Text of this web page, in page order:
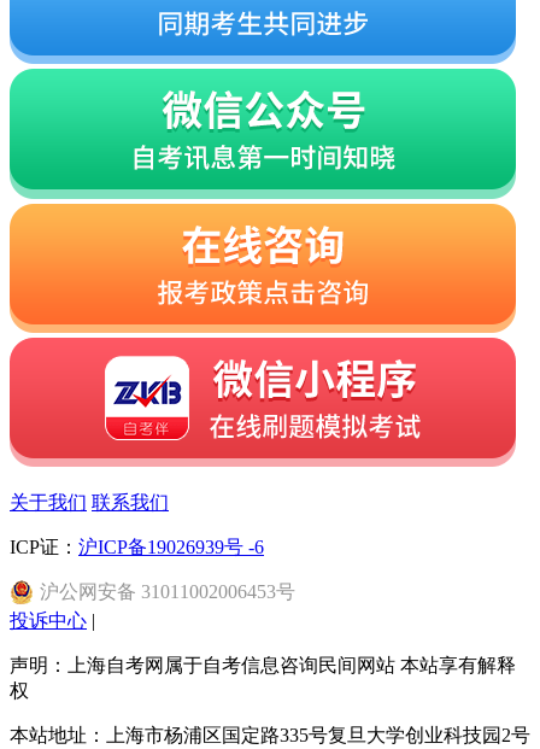
关于我们 联系我们
ICP证： 沪ICP备19026939号 -6
沪公网安备 31011002006453号
投诉中心 |
声明：上海自考网属于自考信息咨询民间网站 本站享有解释
权
本站地址：上海市杨浦区国定路335号复旦大学创业科技园2号